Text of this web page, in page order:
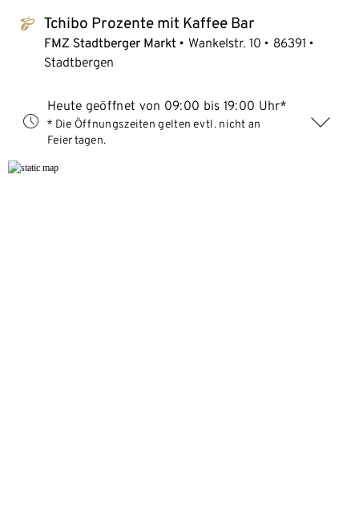
tchibo_logo Tchibo Prozente mit Kaffee Bar
FMZ Stadtberger Markt Wankelstr. 10
86391
Stadtbergen
Heute geöffnet von 09:00 bis 19:00 Uhr*
* Die Öffnungszeiten gelten evtl. nicht an
Feiertagen.